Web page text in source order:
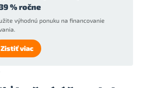
% ročne
výhodnú ponuku na financovanie
Zistiť viac